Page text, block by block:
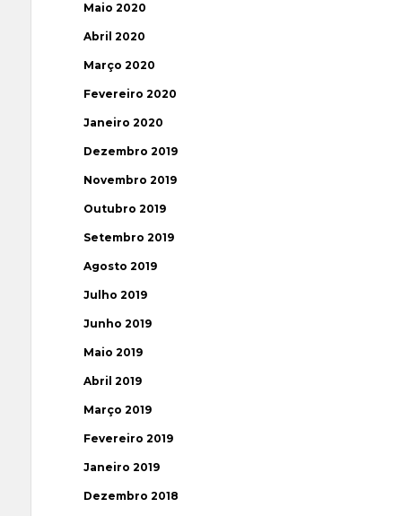
Maio 2020
Abril 2020
Março 2020
Fevereiro 2020
Janeiro 2020
Dezembro 2019
Novembro 2019
Outubro 2019
Setembro 2019
Agosto 2019
Julho 2019
Junho 2019
Maio 2019
Abril 2019
Março 2019
Fevereiro 2019
Janeiro 2019
Dezembro 2018